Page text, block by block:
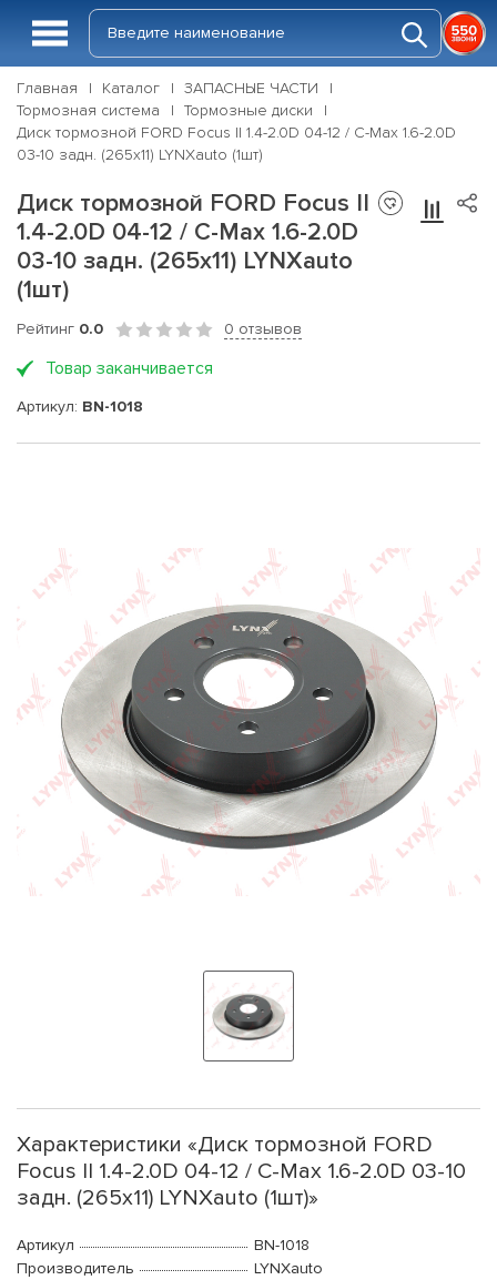
Главная Каталог
ЗАПАСНЫЕ ЧАСТИ
Тормозная система
Тормозные диски
Диск тормозной FORD Focus II 1.4-2.0D 04-12 / C-Max 1.6-2.0D
03-10 задн. (265x11) LYNXauto (1шт)
Диск тормозной FORD Focus II
1.4-2.0D 04-12 / C-Max 1.6-2.0D
03-10 задн. (265x11) LYNXauto
(1шт)
Рейтинг 0.0 0 отзывов
Товар заканчивается
Артикул: BN-1018
Характеристики «Диск тормозной FORD
Focus II 1.4-2.0D 04-12 / C-Max 1.6-2.0D 03-10
задн. (265x11) LYNXauto (1шт)»
Артикул
BN-1018
Производитель
LYNXauto